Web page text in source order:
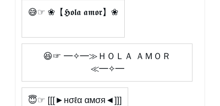
😅☞ ❀【𝕳𝖔𝖑𝖆 𝖆𝖒𝖔𝖗】❀
😆☞ ━✧━≫ＨＯＬＡ ＡＭＯＲ
≪━✧━
😇☞ [[[►нσℓα αмσя◄]]]